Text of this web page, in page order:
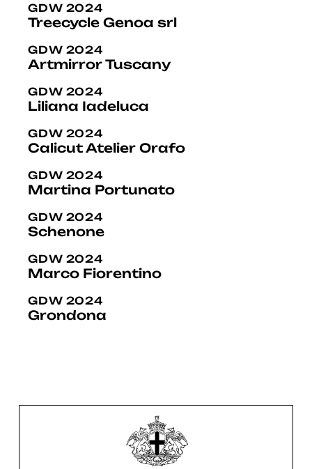
GDW 2024
Treecycle Genoa srl
GDW 2024
Artmirror Tuscany
GDW 2024
Liliana Iadeluca
GDW 2024
Calicut Atelier Orafo
GDW 2024
Martina Portunato
GDW 2024
Schenone
GDW 2024
Marco Fiorentino
GDW 2024
Grondona